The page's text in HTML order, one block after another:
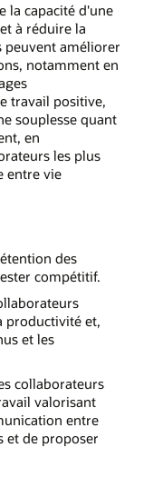
la capacité d'une
à réduire la
peuvent améliorer
notamment en
travail positive,
souplesse quant
en
les plus
entre vie
des
compétitif.
productivité et,
et les
collaborateurs
valorisant
entre
et de proposer